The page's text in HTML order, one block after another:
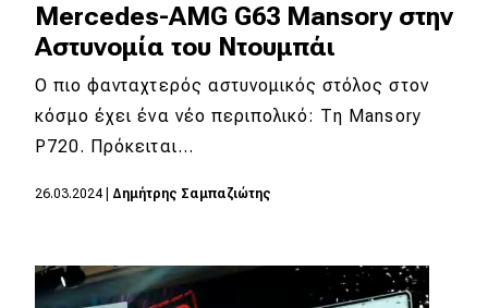
Mercedes-AMG G63 Mansory στην
Αστυνομία του Ντουμπάι
Ο πιο φανταχτερός αστυνομικός στόλος στον
κόσμο έχει ένα νέο περιπολικό: Τη Mansory
P720. Πρόκειται…
26.03.2024| Δημήτρης Σαμπαζιώτης